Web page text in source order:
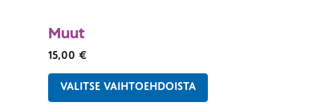
Muut
15,00 €
VALITSE VAIHTOEHDOISTA